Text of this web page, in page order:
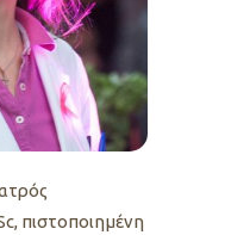
πιστοποιημένη